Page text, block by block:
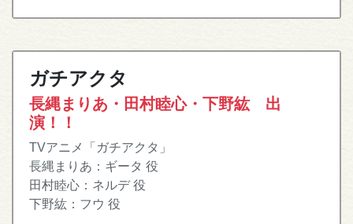
ガチアクタ
長縄まりあ・田村睦心・下野紘 出
演！！
TVアニメ「ガチアクタ」
長縄まりあ：ギータ 役
田村睦心：ネルデ 役
下野紘：フウ 役